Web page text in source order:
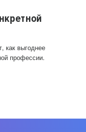
как выгоднее
профессии.